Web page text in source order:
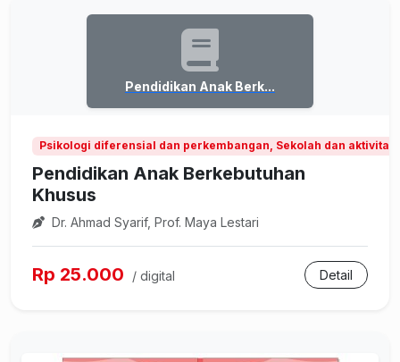
Pendidikan Anak Berk...
Psikologi diferensial dan perkembangan, Sekolah dan
Pendidikan Anak Berkebutuhan
Khusus
Dr. Ahmad Syarif, Prof. Maya Lestari
Rp 25.000 / digital Detail